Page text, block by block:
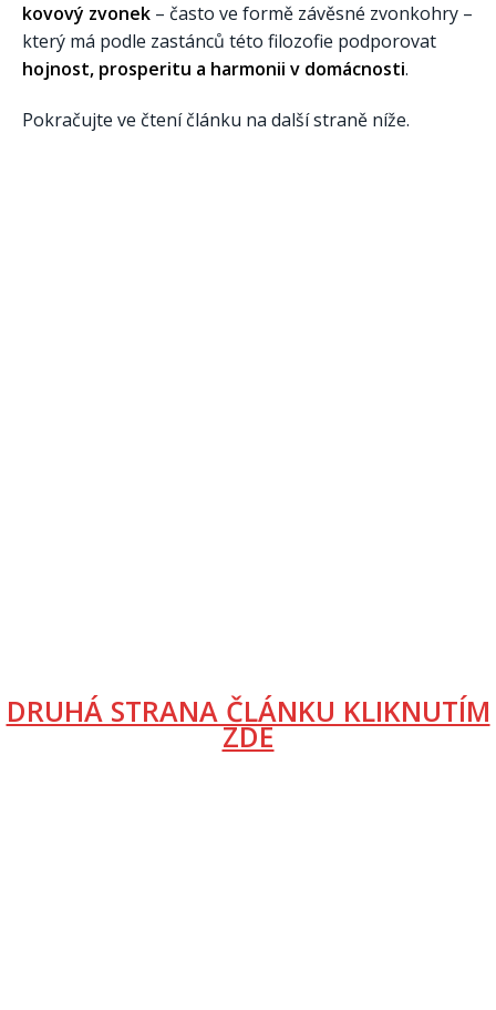
kovový zvonek – často ve formě závěsné zvonkohry –
který má podle zastánců této filozofie podporovat
hojnost, prosperitu a harmonii v domácnosti.
Pokračujte ve čtení článku na další straně níže.
DRUHÁ STRANA ČLÁNKU KLIKNUTÍM
ZDE